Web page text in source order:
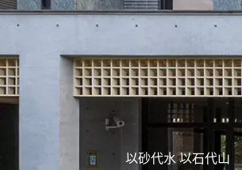
以砂代水 以石代山